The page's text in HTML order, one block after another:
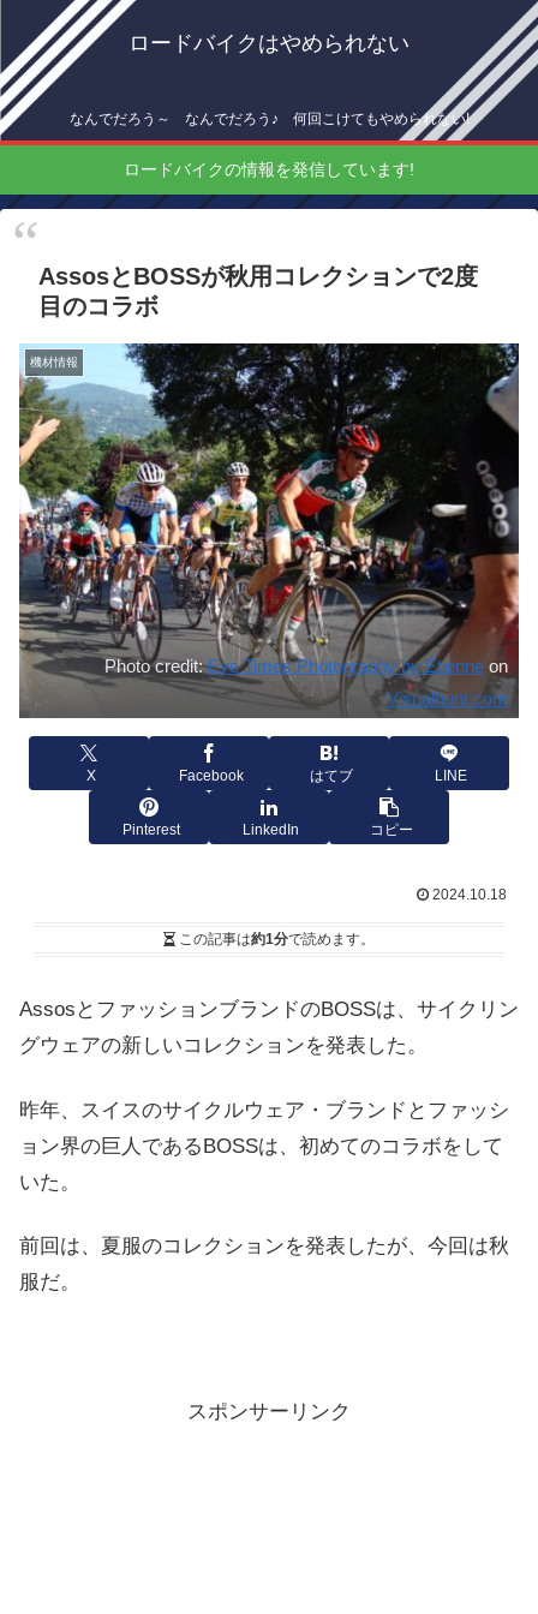
ロードバイクはやめられない
なんでだろう～ なんでだろう♪ 何回こけてもやめられない!
ロードバイクの情報を発信しています!
AssosとBOSSが秋用コレクションで2度
目のコラボ
機材情報
Photo credit:Eye Times Photography by Étienneon
Visualhunt.com
X Facebook はてブ LINE
Pinterest LinkedIn コピー
2024.10.18
この記事は約1分で読めます。
AssosとファッションブランドのBOSSは、サイクリン
グウェアの新しいコレクションを発表した。
昨年、スイスのサイクルウェア・ブランドとファッシ
ョン界の巨人であるBOSSは、初めてのコラボをして
いた。
前回は、夏服のコレクションを発表したが、今回は秋
服だ。
スポンサーリンク